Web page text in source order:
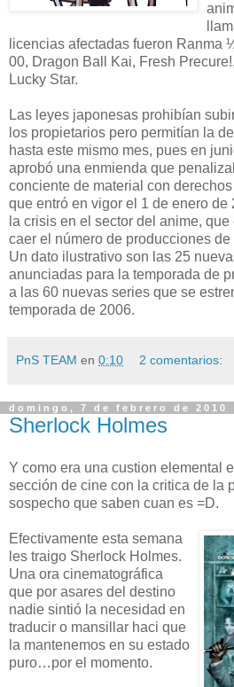
licencias afectadas fueron Ranma
00, Dragon Ball Kai, Fresh
Lucky Star.
Las leyes japonesas prohibían
los propietarios pero permitían la
hasta este mismo mes, pues en
aprobó una enmienda que
conciente de material con
que entró en vigor el 1 de enero de
la crisis en el sector del anime,
caer el número de producciones
Un dato ilustrativo son las 25
anunciadas para la temporada de
a las 60 nuevas series que se
temporada de 2006.
PnS TEAM en 0:10 2 comentarios:
domingo, 7 de febrero de 2010
Sherlock Holmes
Y como era una custion elemental
sección de cine con la critica de la
sospecho que saben cuan es =D.
Efectivamente esta semana
les traigo Sherlock Holmes.
Una ora cinematográfica
que por asares del destino
nadie sintió la necesidad en
traducir o mansillar haci que
la mantenemos en su estado
puro…por el momento.